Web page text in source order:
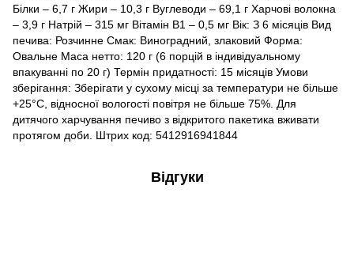
Білки – 6,7 г Жири – 10,3 г Вуглеводи – 69,1 г Харчові волокна
– 3,9 г Натрій – 315 мг Вітамін В1 – 0,5 мг Вік: З 6 місяців Вид
печива: Розчинне Смак: Виноградний, злаковий Форма:
Овальне Маса нетто: 120 г (6 порцій в індивідуальному
впакуванні по 20 г) Термін придатності: 15 місяців Умови
зберігання: Зберігати у сухому місці за температури не більше
+25°C, відносної вологості повітря не більше 75%. Для
дитячого харчування печиво з відкритого пакетика вживати
протягом доби. Штрих код: 5412916941844
Відгуки